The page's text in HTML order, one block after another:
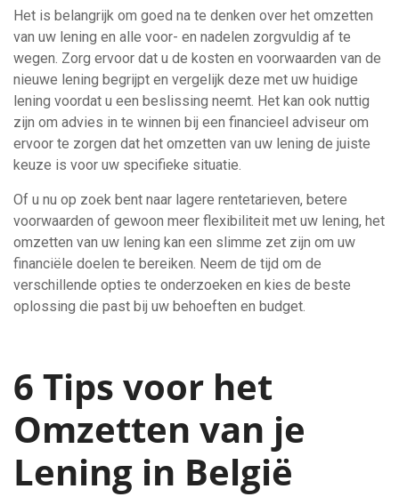
Het is belangrijk om goed na te denken over het omzetten
van uw lening en alle voor- en nadelen zorgvuldig af te
wegen. Zorg ervoor dat u de kosten en voorwaarden van de
nieuwe lening begrijpt en vergelijk deze met uw huidige
lening voordat u een beslissing neemt. Het kan ook nuttig
zijn om advies in te winnen bij een financieel adviseur om
ervoor te zorgen dat het omzetten van uw lening de juiste
keuze is voor uw specifieke situatie.
Of u nu op zoek bent naar lagere rentetarieven, betere
voorwaarden of gewoon meer flexibiliteit met uw lening, het
omzetten van uw lening kan een slimme zet zijn om uw
financiële doelen te bereiken. Neem de tijd om de
verschillende opties te onderzoeken en kies de beste
oplossing die past bij uw behoeften en budget.
6 Tips voor het
Omzetten van je
Lening in België